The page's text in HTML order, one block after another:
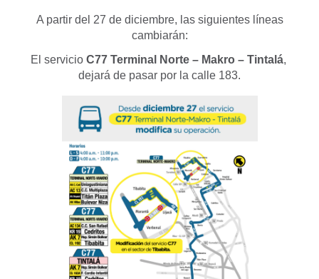
A partir del 27 de diciembre, las siguientes líneas
cambiarán:
El servicio C77 Terminal Norte – Makro – Tintalá,
dejará de pasar por la calle 183.